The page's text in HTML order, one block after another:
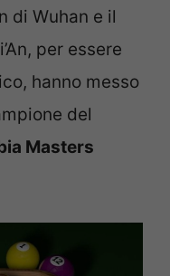
di Wuhan e il
per essere
hanno messo
del
Masters